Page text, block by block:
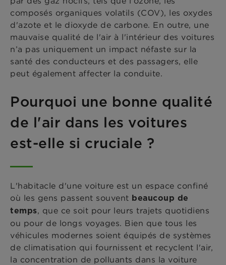
composés organiques volatils (COV), les oxydes
d'azote et le dioxyde de carbone. En outre, une
mauvaise qualité de l'air à l'intérieur des voitures
n’a pas uniquement un impact néfaste sur la
santé des conducteurs et des passagers, elle
peut également affecter la conduite.
Pourquoi une bonne qualité
de l'air dans les voitures
est-elle si cruciale ?
L'habitacle d'une voiture est un espace confiné
où les gens passent souvent beaucoup de
temps, que ce soit pour leurs trajets quotidiens
ou pour de longs voyages. Bien que tous les
véhicules modernes soient équipés de systèmes
de climatisation qui fournissent et recyclent l'air,
la concentration de polluants dans la voiture